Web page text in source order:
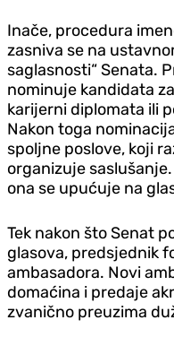
Inače, procedura
zasniva se na
saglasnosti“ Senata.
nominuje kandidata
karijerni diplomata ili
Nakon toga
spoljne poslove, koji
organizuje
ona se upućuje na
Tek nakon što Senat
glasova, predsjednik
ambasadora. Novi
domaćina i predaje
zvanično preuzima